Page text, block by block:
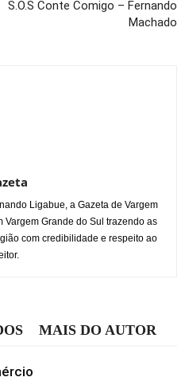
S.O.S Conte Comigo – Fernando
Machado
Ligabue, a Gazeta de Vargem
Grande do Sul trazendo as
com credibilidade e respeito ao
MAIS DO AUTOR